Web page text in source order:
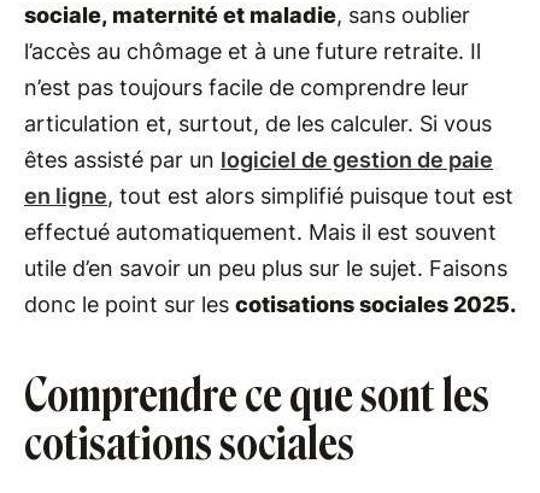
sociale, maternité et maladie, sans oublier
l’accès au chômage et à une future retraite. Il
n’est pas toujours facile de comprendre leur
articulation et, surtout, de les calculer. Si vous
êtes assisté par un logiciel de gestion de paie
en ligne, tout est alors simplifié puisque tout est
effectué automatiquement. Mais il est souvent
utile d’en savoir un peu plus sur le sujet. Faisons
donc le point sur les cotisations sociales 2025.
Comprendre ce que sont les
cotisations sociales